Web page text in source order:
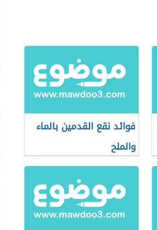
فوائد نقع القدمين بالماء
والملح